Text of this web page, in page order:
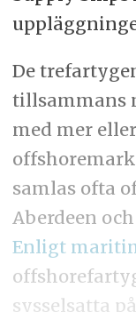
De
tillsammans
med mer
samlas ofta
Aberdeen
Enligt
sysselsatta